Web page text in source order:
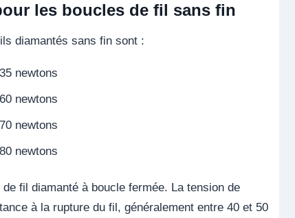
les boucles de fil sans fin
diamantés sans fin sont :
newtons
newtons
newtons
newtons
fil diamanté à boucle fermée. La tension de
à la rupture du fil, généralement entre 40 et 50